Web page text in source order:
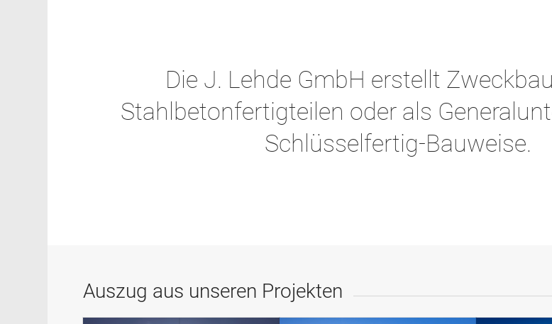
Die J. Lehde GmbH erstellt
Stahlbetonfertigteilen oder als
Schlüsselfertig-Bauweise.
Auszug aus unseren Projekten